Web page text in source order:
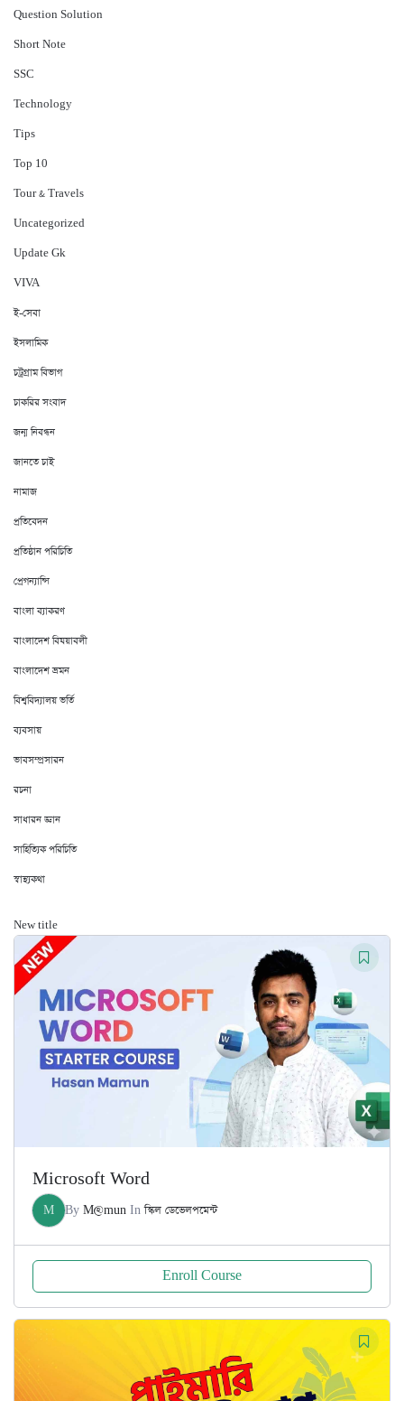
Question Solution
Short Note
‍SSC
Technology
Tips
Top 10
Tour & Travels
Uncategorized
Update Gk
VIVA
ই-সেবা
ইসলামিক
চট্রগ্রাম বিভাগ
চাকরির সংবাদ
জন্ম নিবন্ধন
জানতে চাই
নামাজ
প্রতিবেদন
প্রতিষ্ঠান পরিচিতি
প্রেগন্যান্সি
বাংলা ব্যাকরণ
বাংলাদেশ বিষয়াবলী
বাংলাদেশ ভ্রমন
বিশ্ববিদ্যালয় ভর্তি
ব্যবসায়
ভাবসম্প্রসারন
রচনা
সাধারন জ্ঞান
সাহিত্যিক পরিচিতি
স্বাস্থ্যকথা
New title
Microsoft Word
M By M@mun Inস্কিল ডেভেলপমেন্ট
Enroll Course